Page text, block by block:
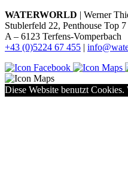
WATERWORLD | Werner
Stublerfeld 22, Penthouse Top
A – 6123 Terfens-Vomperbach
+43 (0)5224 67 455 |
Diese Website benutzt